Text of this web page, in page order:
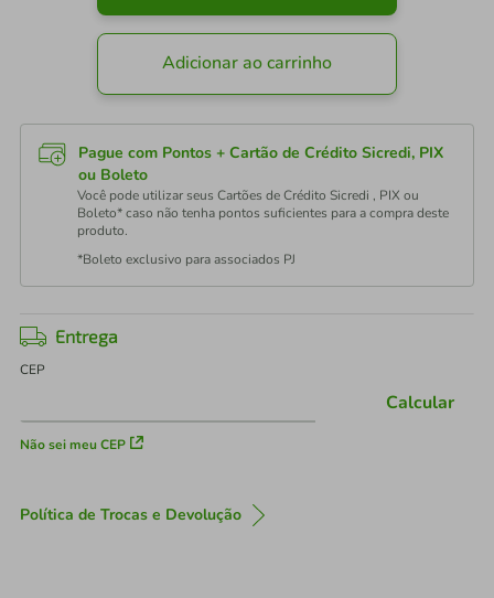
Adicionar ao carrinho
Pague com Pontos + Cartão de Crédito Sicredi, PIX
ou Boleto
Você pode utilizar seus Cartões de Crédito Sicredi , PIX ou
Boleto* caso não tenha pontos suficientes para a compra deste
produto.
*Boleto exclusivo para associados PJ
Entrega
CEP
Não sei meu CEP
Calcular
Política de Trocas e Devolução